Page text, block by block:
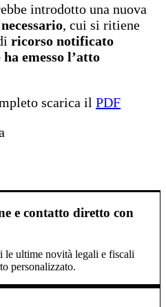
introdotto una nuova
, cui si ritiene
ricorso notificato
emesso l’atto
scarica il PDF
e contatto diretto con
le ultime novità legali e fiscali
personalizzato.